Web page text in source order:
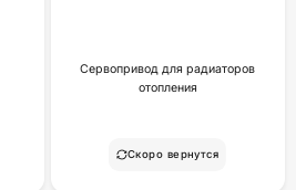
Сервопривод для радиаторов
отопления
Скоро вернутся